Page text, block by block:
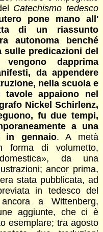
Catechismo tedesco
pone mano all'
di un riassunto
autonoma benché
sulle predicazioni del
dapprima
da appendere
nella scuola e
appaiono nel
Nickel Schirlenz,
fu due tempi,
a una
in gennaio. A metà
forma di volumetto,
da una
ancor prima,
stata pubblicata, ad
in tedesco del
a Wittenberg,
aggiunte, che ci è
esemplare; tra agosto